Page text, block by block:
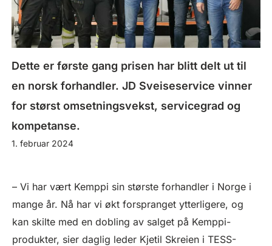
Dette er første gang prisen har blitt delt ut til
en norsk forhandler. JD Sveiseservice vinner
for størst omsetningsvekst, servicegrad og
kompetanse.
1. februar 2024
– Vi har vært Kemppi sin største forhandler i Norge i
mange år. Nå har vi økt forspranget ytterligere, og
kan skilte med en dobling av salget på Kemppi-
produkter, sier daglig leder Kjetil Skreien i TESS-